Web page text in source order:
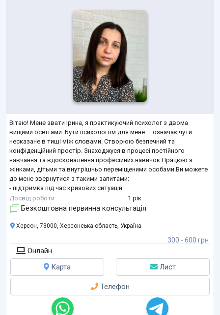
Вітаю! Мене звати Ірина, я практикуючий психолог з двома
вищими освітами. Бути психологом для мене — означає чути
несказане в тиші між словами. Створюю безпечний та
конфіденційний простір. Знаходжуся в процесі постійного
навчання та вдосконалення професійних навичок.Працюю з
жінками, дітьми та внутрішньо переміщеними особами.Ви можете
до мене звернутися з такими запитами:
- підтримка під час кризових ситуацій
- робота з самооцінкою
-зміцнення внутрішніх ресурсів
- розвиток емоційної стабільності
Досвід роботи 1 рік
Безкоштовна первинна консультація
300 - 600 грн
Херсон, 73000, Херсонська область, Україна
Онлайн
Карта
Лист
Телефон